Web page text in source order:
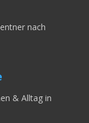
nach
& Alltag in